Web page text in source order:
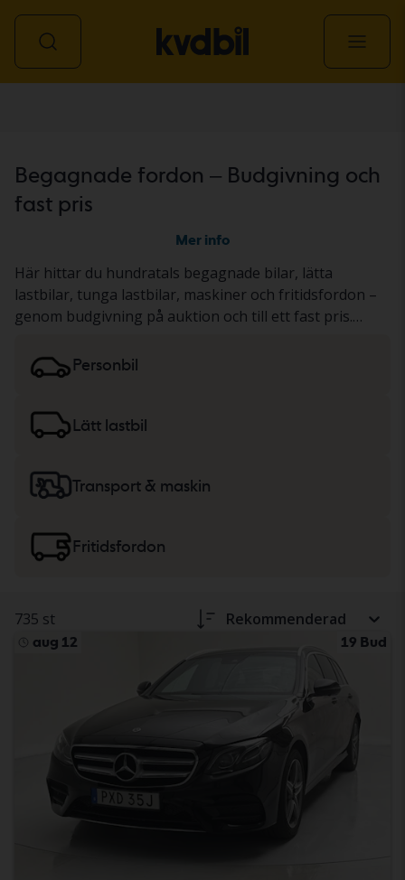
Begagnade fordon – Budgivning och
fast pris
Mer info
Här hittar du hundratals begagnade bilar, lätta
lastbilar, tunga lastbilar, maskiner och fritidsfordon –
genom budgivning på auktion och till ett fast pris.
test eller dokumenterats utifrån ett standardiserat
protokoll. Resultatet presenterar vi i
lätta lastbilareller
Personbil
Lätt lastbil
Transport & maskin
Fritidsfordon
735 st Rekommenderad
aug 12 19 Bud